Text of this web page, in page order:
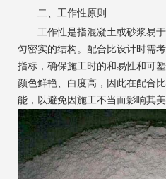
二、工作性原则
工作性是指混凝土或砂浆易于
匀密实的结构。配合比设计时需
指标，确保施工时的和易性和可
颜色鲜艳、白度高，因此在配合
能，以避免因施工不当而影响其美